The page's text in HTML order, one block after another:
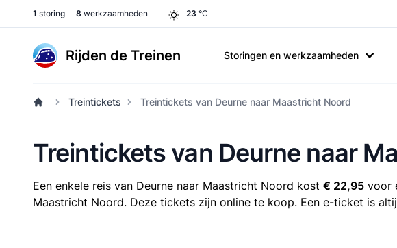
1 storing 8 werkzaamheden 23 °C
Rijden de Treinen Storingen en werkzaamheden
Treintickets Treintickets van Deurne naar Maastricht Noord
Treintickets van Deurne naar
Een enkele reis van Deurne naar Maastricht Noord kost € 22,95 voor
Maastricht Noord. Deze tickets zijn online te koop. Een e-ticket is